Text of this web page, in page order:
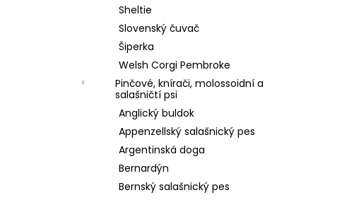
Sheltie
Slovenský čuvač
Šiperka
Welsh Corgi Pembroke
Pinčové, knírači, molossoidní a
salašničtí psi
Anglický buldok
Appenzellský salašnický pes
Argentinská doga
Bernardýn
Bernský salašnický pes